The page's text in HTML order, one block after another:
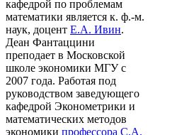
кафедрой по проблемам
математики является к. ф.-м.
наук, доцент Е.А. Ивин.
Деан Фантаццини
преподает в Московской
школе экономики МГУ с
2007 года. Работая под
руководством заведующего
кафедрой Эконометрики и
математических методов
экономики профессора С.А.